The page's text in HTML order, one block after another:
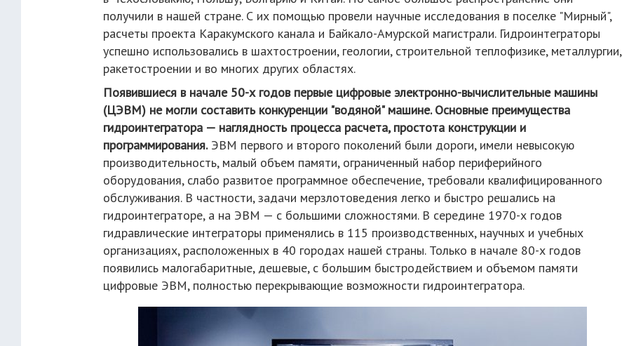
получили в нашей стране. С их помощью провели научные исследования в поселке "Мирный",
расчеты проекта Каракумского канала и Байкало-Амурской магистрали. Гидроинтеграторы
успешно использовались в шахтостроении, геологии, строительной теплофизике, металлургии,
ракетостроении и во многих других областях.
Появившиеся в начале 50-х годов первые цифровые электронно-вычислительные машины
(ЦЭВМ) не могли составить конкуренции "водяной" машине. Основные преимущества
гидроинтегратора — наглядность процесса расчета, простота конструкции и
программирования.ЭВМ первого и второго поколений были дороги, имели невысокую
производительность, малый объем памяти, ограниченный набор периферийного
оборудования, слабо развитое программное обеспечение, требовали квалифицированного
обслуживания. В частности, задачи мерзлотоведения легко и быстро решались на
гидроинтеграторе, а на ЭВМ — с большими сложностями. В середине 1970-х годов
гидравлические интеграторы применялись в 115 производственных, научных и учебных
организациях, расположенных в 40 городах нашей страны. Только в начале 80-х годов
появились малогабаритные, дешевые, с большим быстродействием и объемом памяти
цифровые ЭВМ, полностью перекрывающие возможности гидроинтегратора.